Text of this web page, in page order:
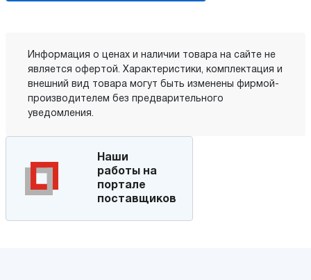
Информация о ценах и наличии товара на сайте не
является офертой. Характеристики, комплектация и
внешний вид товара могут быть изменены фирмой-
производителем без предварительного
уведомления.
Наши
работы на
портале
поставщиков